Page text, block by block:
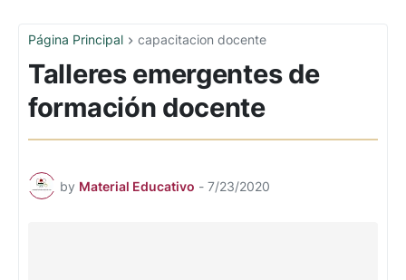
Página Principal capacitacion docente
Talleres emergentes de
formación docente
by Material Educativo - 7/23/2020